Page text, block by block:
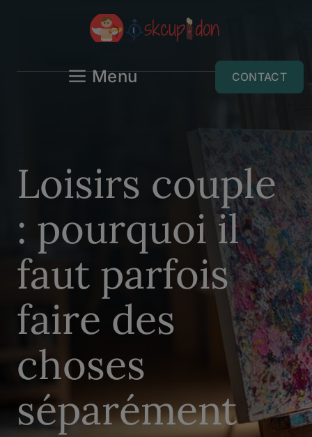
Menu CONTACT
Loisirs couple
: pourquoi il
faut parfois
faire des
choses
séparément